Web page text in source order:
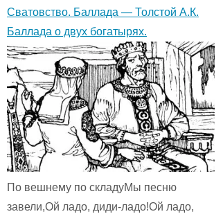
Сватовство. Баллада — Толстой А.К.
Баллада о двух богатырях.
По вешнему по складуМы песню
завели,Ой ладо, диди-ладо!Ой ладо,